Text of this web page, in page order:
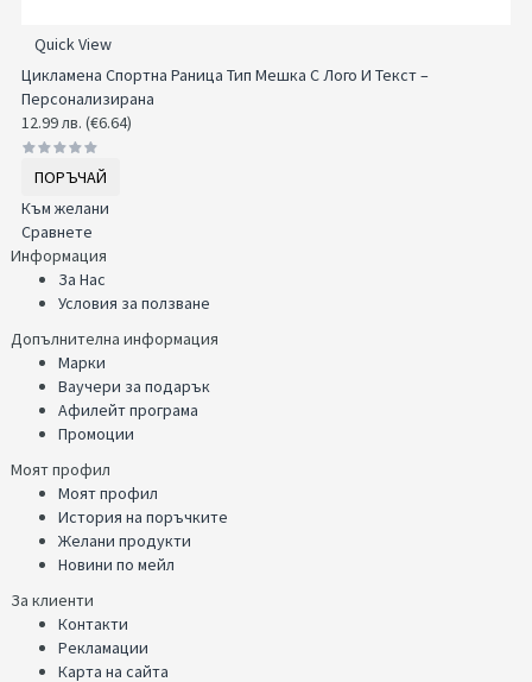
Quick View
Цикламeна Спортна Раница Тип Мешка С Лого И Текст –
Персонализирана
12.99 лв. (€6.64)
ПОРЪЧАЙ
Към желани
Сравнете
Информация
За Нас
Условия за ползване
Допълнителна информация
Марки
Ваучери за подарък
Афилейт програма
Промоции
Моят профил
Моят профил
История на поръчките
Желани продукти
Новини по мейл
За клиенти
Контакти
Рекламации
Карта на сайта